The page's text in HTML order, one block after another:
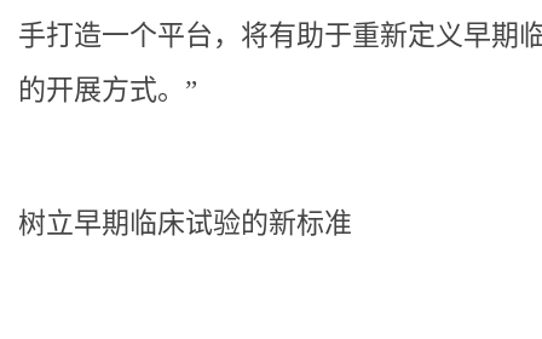
手打造一个平台，将有助于重新定义早期
的开展方式。”
树立早期临床试验的新标准